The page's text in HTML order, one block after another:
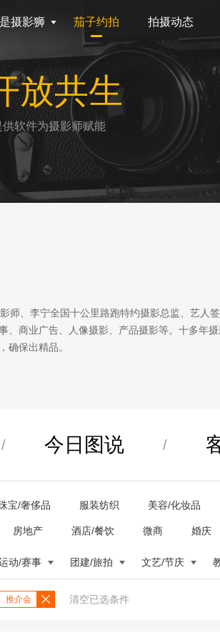
摄影狮 茄子约拍 拍摄动态
放共生
软件为摄影师赋能
师、李宁全国十公里路跑特约摄影总监、艺人
、商业广告、人像摄影、产品摄影等。十多年
确保出精品。
/ 今日图说 /
宝/奢侈品 服装纺织 美容/化妆品
房地产 酒店/餐饮 微商 婚庆
动/赛事 团建/旅拍 文艺/节庆
推介会 清空已选条件